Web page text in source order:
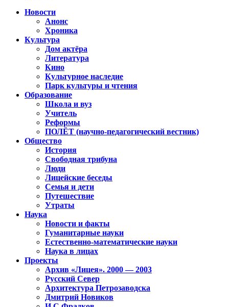
Новости
Анонс
Хроника
Культура
Дом актёра
Литература
Кино
Культурное наследие
Парк культуры и чтения
Образование
Школа и вуз
Учитель
Реформы
ПОЛЁТ (научно-педагогический вестник)
Общество
История
Свободная трибуна
Люди
Лицейские беседы
Семья и дети
Путешествие
Утраты
Наука
Новости и факты
Гуманитарные науки
Естественно-математические науки
Наука в лицах
Проекты
Архив «Лицея». 2000 — 2003
Русский Север
Архитектура Петрозаводска
Дмитрий Новиков